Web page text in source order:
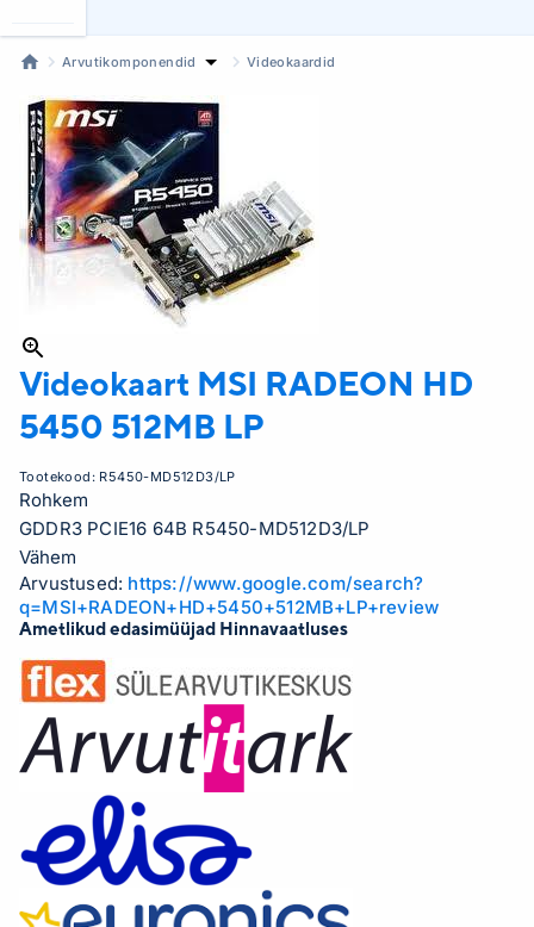
Arvutikomponendid Videokaardid
Videokaart MSI RADEON HD
5450 512MB LP
Tootekood: R5450-MD512D3/LP
Rohkem
GDDR3 PCIE16 64B R5450-MD512D3/LP
Vähem
Arvustused: https://www.google.com/search?
q=MSI+RADEON+HD+5450+512MB+LP+review
Ametlikud edasimüüjad Hinnavaatluses